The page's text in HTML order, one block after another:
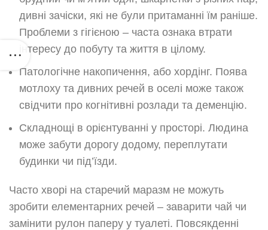
дивні зачіски, які не були притаманні їм раніше.
Проблеми з гігієною – часта ознака втрати
інтересу до побуту та життя в цілому.
Патологічне накопичення, або хордінг. Поява
мотлоху та дивних речей в оселі може також
свідчити про когнітивні розлади та деменцію.
Складнощі в орієнтуванні у просторі. Людина
може забути дорогу додому, переплутати
будинки чи під’їзди.
Часто хворі на старечий маразм не можуть
зробити елементарних речей – заварити чай чи
замінити рулон паперу у туалеті. Повсякденні